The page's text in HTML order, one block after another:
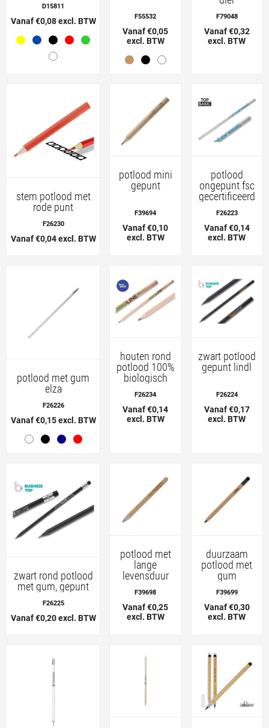
D15811
Vanaf €0,08 excl. BTW F55532
Vanaf €0,05
excl. BTW
F79048
Vanaf €0,32
excl. BTW
stem potlood met
rode punt
F26230
Vanaf €0,04 excl. BTW
potlood mini
gepunt
F39694
Vanaf €0,10
excl. BTW
potlood
ongepunt fsc
gecertificeerd
F26223
Vanaf €0,14
excl. BTW
potlood met gum
elza
F26226
Vanaf €0,15 excl. BTW
houten rond
potlood 100%
biologisch
F26234
Vanaf €0,14
excl. BTW
zwart potlood
gepunt lindl
F26224
Vanaf €0,17
excl. BTW
zwart rond potlood
met gum, gepunt
F26225
Vanaf €0,20 excl. BTW
potlood met
lange
levensduur
F39698
Vanaf €0,25
excl. BTW
duurzaam
potlood met
gum
F39699
Vanaf €0,30
excl. BTW